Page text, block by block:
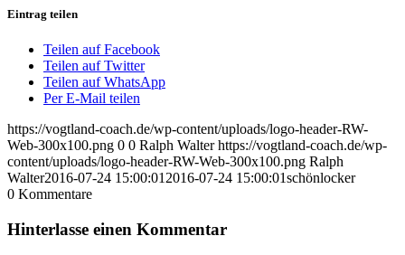
Eintrag teilen
Teilen auf Facebook
Teilen auf Twitter
Teilen auf WhatsApp
Per E-Mail teilen
https://vogtland-coach.de/wp-content/uploads/logo-header-RW-
Web-300x100.png 0 0 Ralph Walter https://vogtland-coach.de/wp-
content/uploads/logo-header-RW-Web-300x100.png Ralph
Walter2016-07-24 15:00:01 2016-07-24 15:00:01schönlocker
0 Kommentare
Hinterlasse einen Kommentar